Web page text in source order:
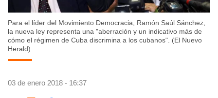
Para el líder del Movimiento Democracia, Ramón Saúl Sánchez,
la nueva ley representa una "aberración y un indicativo más de
cómo el régimen de Cuba discrimina a los cubanos". (El Nuevo
Herald)
03 de enero 2018 - 16:37